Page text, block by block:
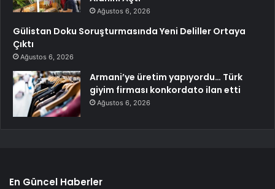
Ağustos 6, 2026
Gülistan Doku Soruşturmasında Yeni Deliller Ortaya
Çıktı
Ağustos 6, 2026
Armani’ye üretim yapıyordu… Türk
giyim firması konkordato ilan etti
Ağustos 6, 2026
En Güncel Haberler